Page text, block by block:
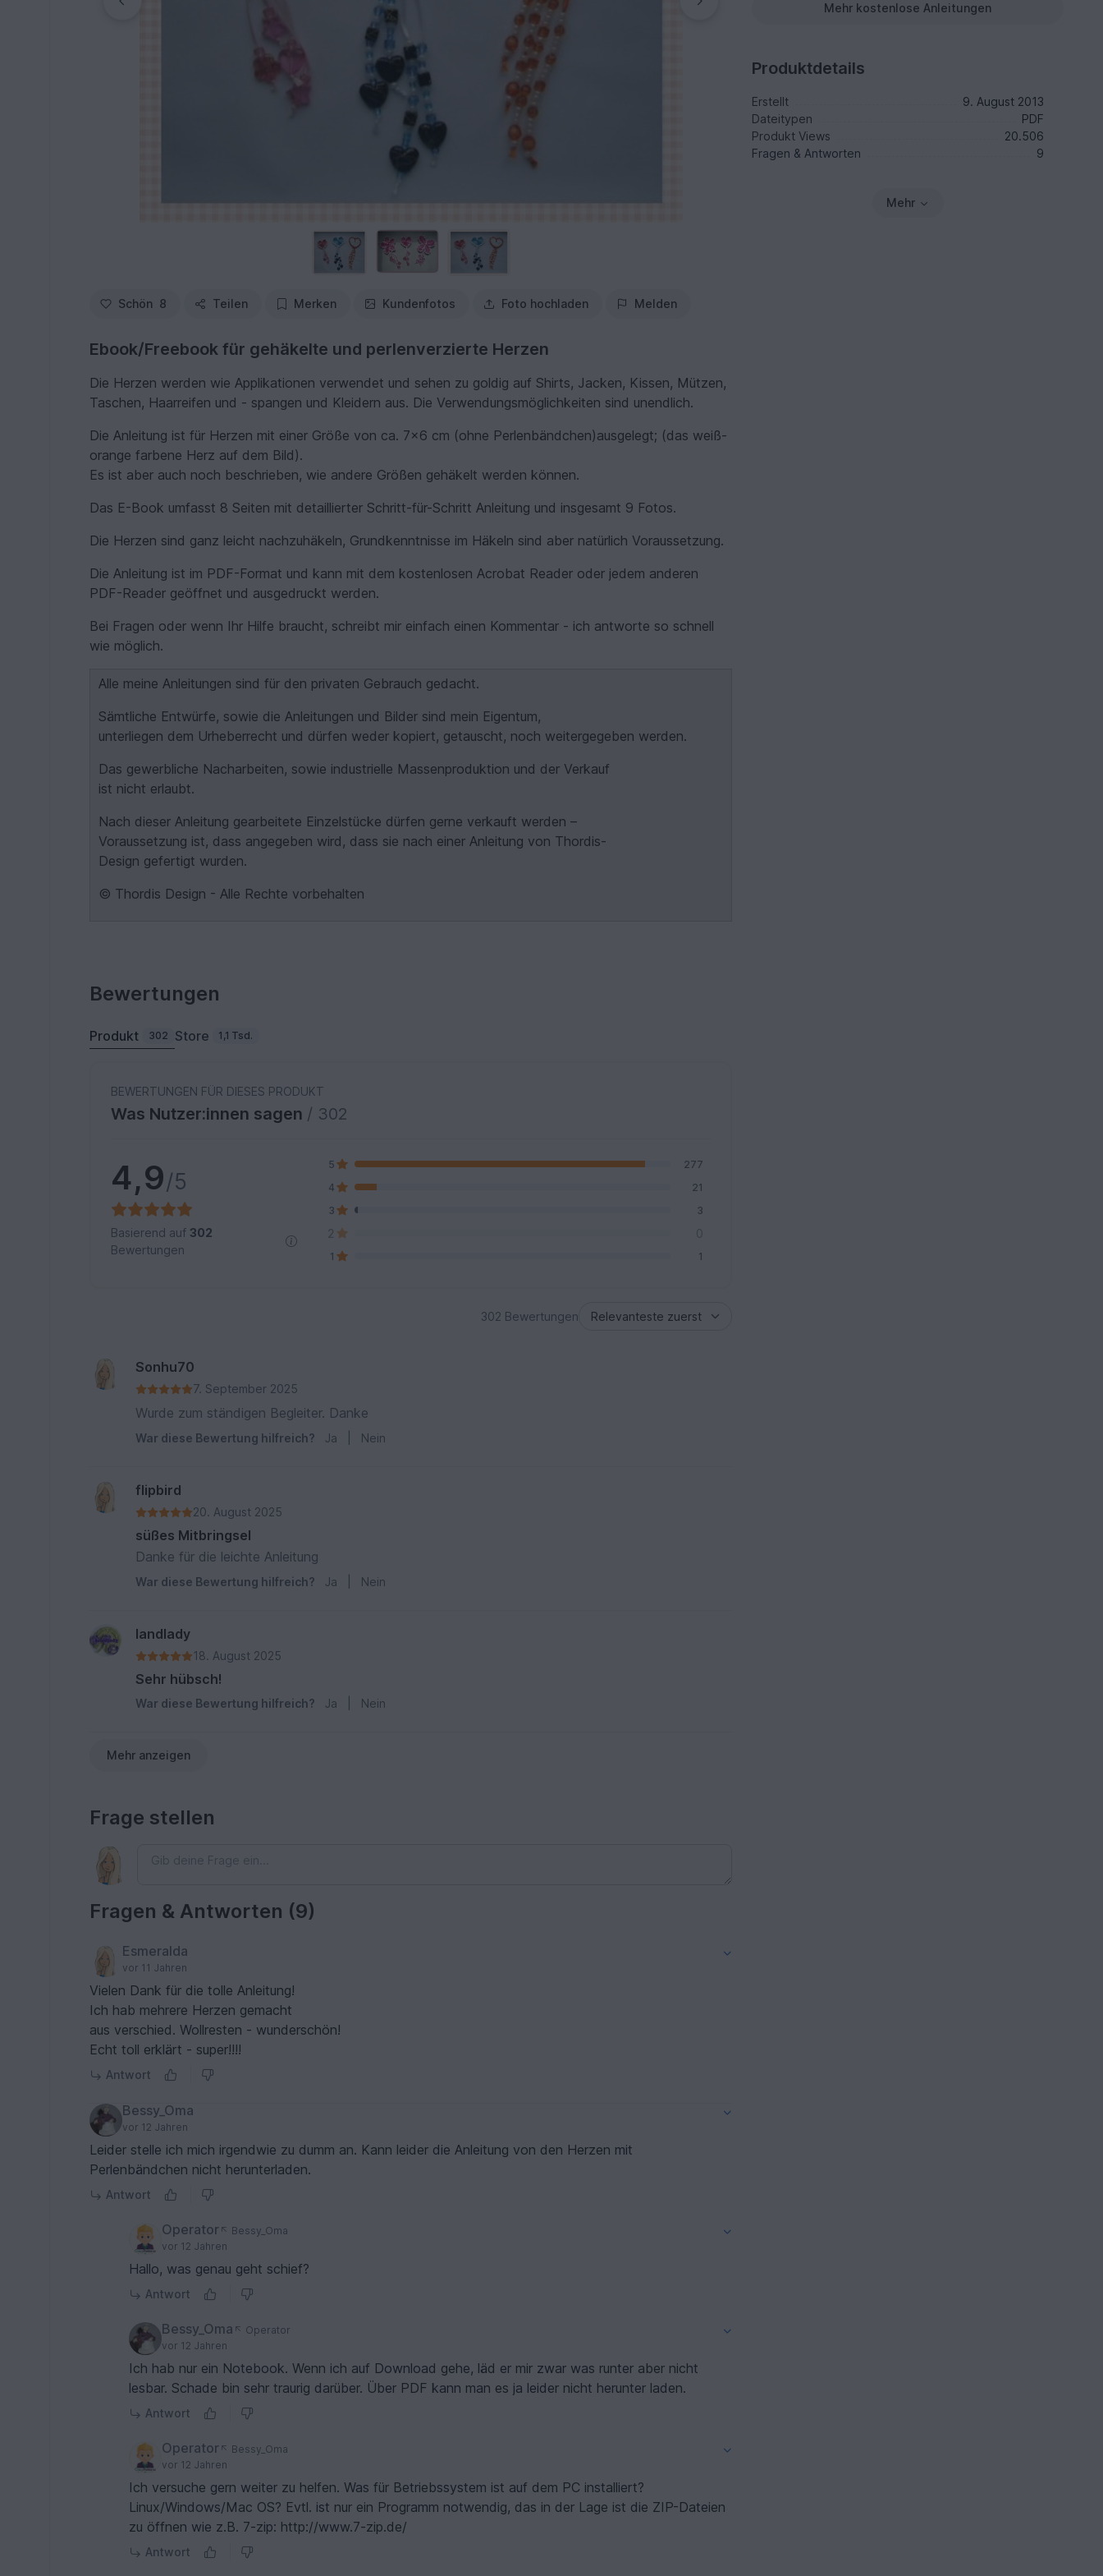
Schön 8 Teilen Merken Kundenfotos Foto hochladen Melden
Ebook/Freebook für gehäkelte und perlenverzierte Herzen
Die Herzen werden wie Applikationen verwendet und sehen zu goldig auf Shirts, Jacken, Kissen, Mützen,
Taschen, Haarreifen und - spangen und Kleidern aus. Die Verwendungsmöglichkeiten sind unendlich.
Die Anleitung ist für Herzen mit einer Größe von ca. 7x6 cm (ohne Perlenbändchen)ausgelegt; (das weiß-
orange farbene Herz auf dem Bild).
Es ist aber auch noch beschrieben, wie andere Größen gehäkelt werden können.
Das E-Book umfasst 8 Seiten mit detaillierter Schritt-für-Schritt Anleitung und insgesamt 9 Fotos.
Die Herzen sind ganz leicht nachzuhäkeln, Grundkenntnisse im Häkeln sind aber natürlich Voraussetzung.
Die Anleitung ist im PDF-Format und kann mit dem kostenlosen Acrobat Reader oder jedem anderen
PDF-Reader geöffnet und ausgedruckt werden.
Bei Fragen oder wenn Ihr Hilfe braucht, schreibt mir einfach einen Kommentar - ich antworte so schnell
wie möglich.
Alle meine Anleitungen sind für den privaten Gebrauch gedacht.
Sämtliche Entwürfe, sowie die Anleitungen und Bilder sind mein Eigentum,
unterliegen dem Urheberrecht und dürfen weder kopiert, getauscht, noch weitergegeben werden.
Das gewerbliche Nacharbeiten, sowie industrielle Massenproduktion und der Verkauf
ist nicht erlaubt.
Nach dieser Anleitung gearbeitete Einzelstücke dürfen gerne verkauft werden –
Voraussetzung ist, dass angegeben wird, dass sie nach einer Anleitung von Thordis-
Design gefertigt wurden.
© Thordis Design - Alle Rechte vorbehalten
Mehr kostenlose Anleitungen
Produktdetails
Erstellt
9. August 2013
Dateitypen
PDF
Produkt Views
20.506
Fragen & Antworten
9
Mehr
Bewertungen
Produkt 302 Store 1,1 Tsd.
BEWERTUNGEN FÜR DIESES PRODUKT
Was Nutzer:innen sagen / 302
4,9/5
Basierend auf 302
Bewertungen
5
277
4
21
3
3
2 0
1 1
302 Bewertungen
Sonhu70
7. September 2025
Wurde zum ständigen Begleiter. Danke
War diese Bewertung hilfreich? Ja Nein
flipbird
20. August 2025
süßes Mitbringsel
Danke für die leichte Anleitung
War diese Bewertung hilfreich? Ja Nein
landlady
18. August 2025
Sehr hübsch!
War diese Bewertung hilfreich? Ja Nein
Mehr anzeigen
Frage stellen
Fragen & Antworten (9)
Esmeralda
vor 11 Jahren
Vielen Dank für die tolle Anleitung!
Ich hab mehrere Herzen gemacht
aus verschied. Wollresten - wunderschön!
Echt toll erklärt - super!!!!
Antwort
Bessy_Oma
vor 12 Jahren
Leider stelle ich mich irgendwie zu dumm an. Kann leider die Anleitung von den Herzen mit
Perlenbändchen nicht herunterladen.
Antwort
Operator
Bessy_Oma
vor 12 Jahren
Hallo, was genau geht schief?
Antwort
Bessy_Oma
Operator
vor 12 Jahren
Ich hab nur ein Notebook. Wenn ich auf Download gehe, läd er mir zwar was runter aber nicht
lesbar. Schade bin sehr traurig darüber. Über PDF kann man es ja leider nicht herunter laden.
Antwort
Operator
Bessy_Oma
vor 12 Jahren
Ich versuche gern weiter zu helfen. Was für Betriebssystem ist auf dem PC installiert?
Linux/Windows/Mac OS? Evtl. ist nur ein Programm notwendig, das in der Lage ist die ZIP-Dateien
zu öffnen wie z.B. 7-zip: http://www.7-zip.de/
Antwort